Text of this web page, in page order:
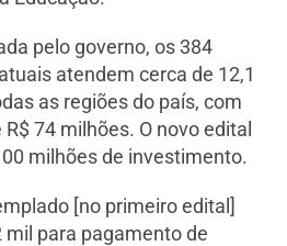
pelo governo, os 384
atendem cerca de 12,1
as regiões do país, com
74 milhões. O novo edital
milhões de investimento.
[no primeiro edital]
mil para pagamento de